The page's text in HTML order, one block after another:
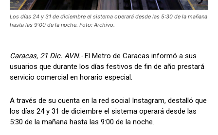
Los días 24 y 31 de diciembre el sistema operará desde las 5:30 de la mañana
hasta las 9:00 de la noche. Foto: Archivo.
Caracas, 21 Dic. AVN.-El Metro de Caracas informó a sus
usuarios que durante los días festivos de fin de año prestará
servicio comercial en horario especial.
A través de su cuenta en la red social Instagram, destalló que
los días 24 y 31 de diciembre el sistema operará desde las
5:30 de la mañana hasta las 9:00 de la noche.